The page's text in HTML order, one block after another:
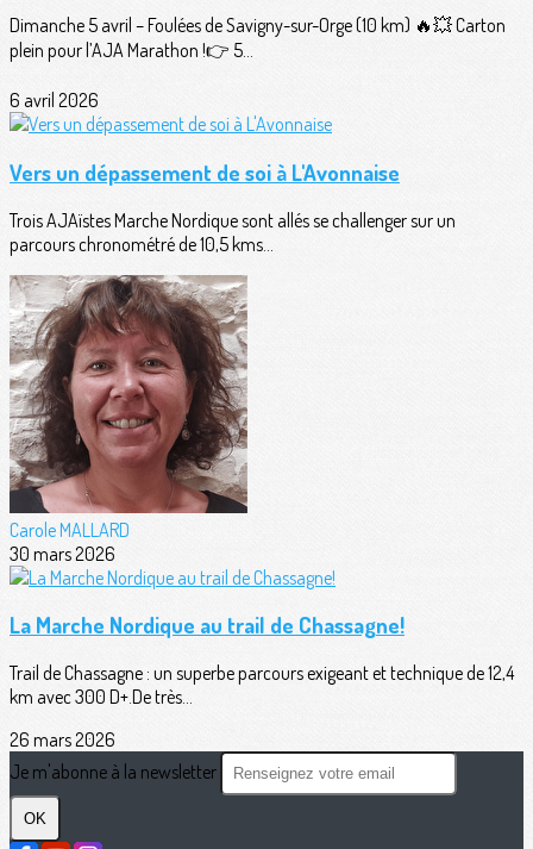
Dimanche 5 avril – Foulées de Savigny-sur-Orge (10 km) 🔥💥 Carton
plein pour l’AJA Marathon !👉 5...
6 avril 2026
Vers un dépassement de soi à L'Avonnaise
Trois AJAïstes Marche Nordique sont allés se challenger sur un
parcours chronométré de 10,5 kms...
Carole MALLARD
30 mars 2026
La Marche Nordique au trail de Chassagne!
Trail de Chassagne : un superbe parcours exigeant et technique de 12,4
km avec 300 D+.De très...
26 mars 2026
Je m'abonne à la newsletter
OK